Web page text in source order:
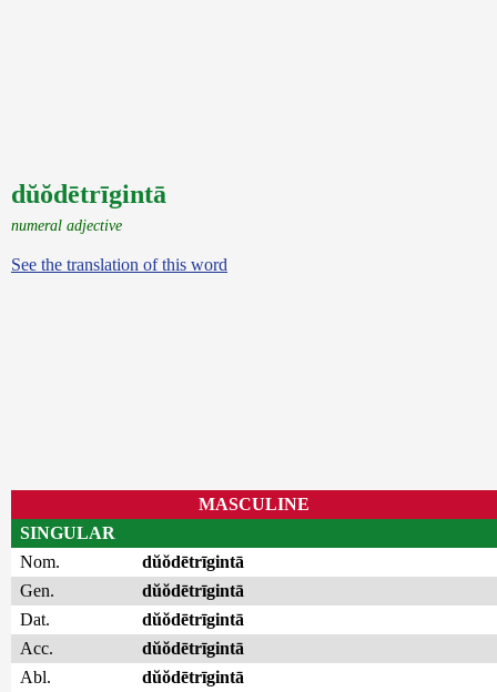
dŭŏdētrīgintā
numeral adjective
See the translation of this word
MASCULINE
SINGULAR
Nom.
dŭŏdētrīgintā
Gen.
dŭŏdētrīgintā
Dat.
dŭŏdētrīgintā
Acc.
dŭŏdētrīgintā
Abl.
dŭŏdētrīgintā